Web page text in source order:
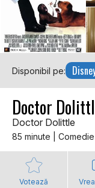
Disponibil pe:
Doctor
Doctor Dolittle
85 minute | Comedie
Votează